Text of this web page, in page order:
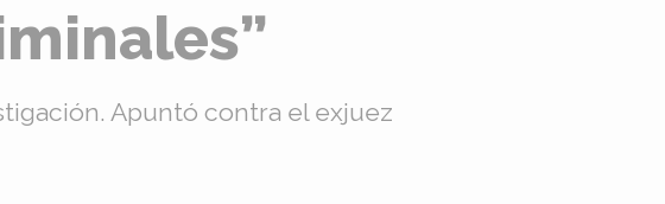
Apuntó contra el exjuez